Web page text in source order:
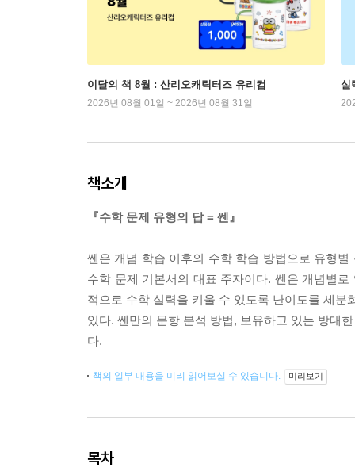
이달의 책 8월 : 산리오캐릭터즈 유리컵
2026년 08월 01일 ~ 2026년 08월 31일
실
책소개
『수학 문제 유형의 답 = 쎈』
쎈은 개념 학습 이후의 수학 학습 방법으로 유형
수학 문제 기본서의 대표 주자이다. 쎈은 개념별
적으로 수학 실력을 키울 수 있도록 난이도를 세
있다. 쎈만의 문항 분석 방법, 보유하고 있는 방대
다.
책의 일부 내용을 미리 읽어보실 수 있습니다. 미리보기
목차